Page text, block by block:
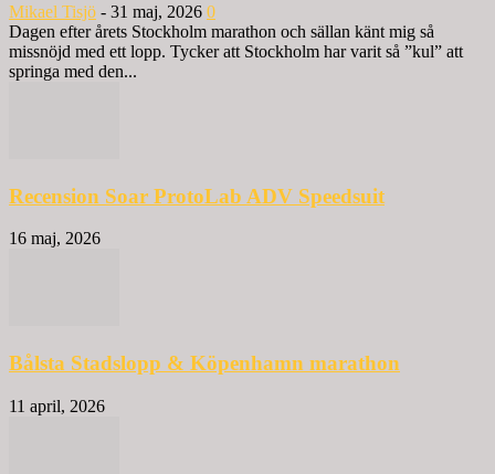
Mikael Tisjö - 31 maj, 2026 0
Dagen efter årets Stockholm marathon och sällan känt mig så
missnöjd med ett lopp. Tycker att Stockholm har varit så ”kul” att
springa med den...
Recension Soar ProtoLab ADV Speedsuit
16 maj, 2026
Bålsta Stadslopp & Köpenhamn marathon
11 april, 2026